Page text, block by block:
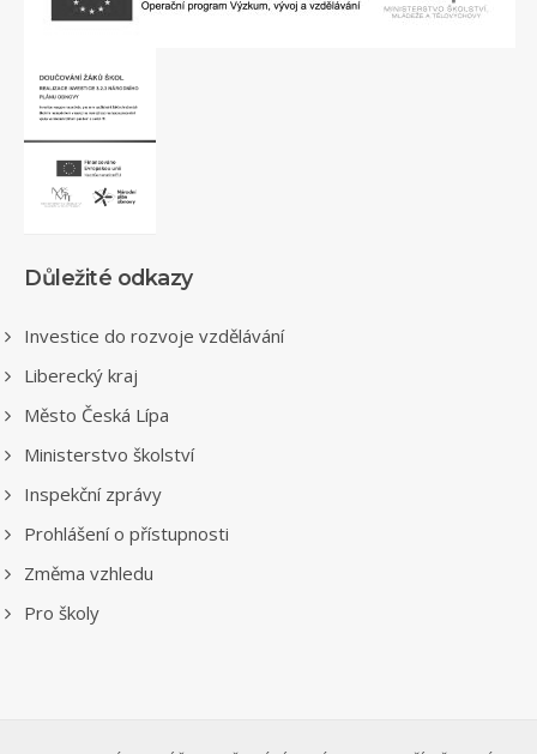
Důležité odkazy
Investice do rozvoje vzdělávání
Liberecký kraj
Město Česká Lípa
Ministerstvo školství
Inspekční zprávy
Prohlášení o přístupnosti
Změma vzhledu
Pro školy